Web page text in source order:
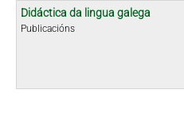
Didáctica da lingua galega
Publicacións